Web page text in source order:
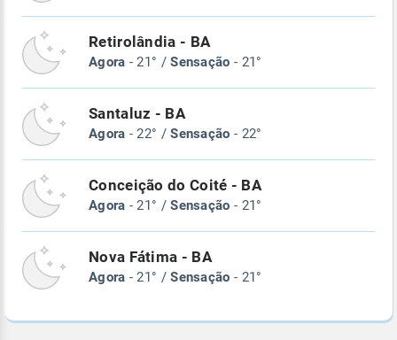
Retirolândia - BA
Agora - 21° /Sensação - 21°
Santaluz - BA
Agora - 22° /Sensação - 22°
Conceição do Coité - BA
Agora - 21° /Sensação - 21°
Nova Fátima - BA
Agora - 21° /Sensação - 21°